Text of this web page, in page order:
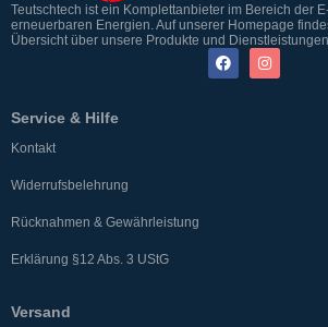
Teutschtech ist ein Komplettanbieter im Bereich der
erneuerbaren Energien. Auf unserer Homepage
Übersicht über unsere Produkte und
Service & Hilfe
Kontakt
Widerrufsbelehrung
Rücknahmen & Gewährleistung
Erklärung §12 Abs. 3 UStG
Versand